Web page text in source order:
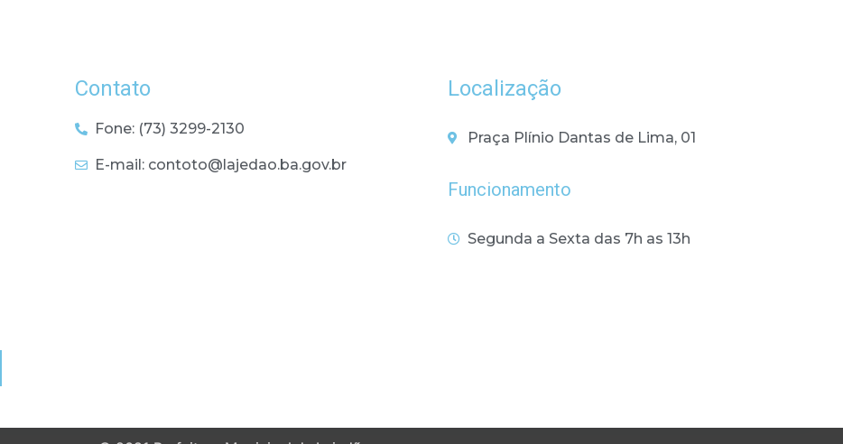
Contato
Fone: (73) 3299-2130
E-mail: contoto@lajedao.ba.gov.br
Localização
Praça Plínio Dantas de Lima, 01
Funcionamento
Segunda a Sexta das 7h as 13h